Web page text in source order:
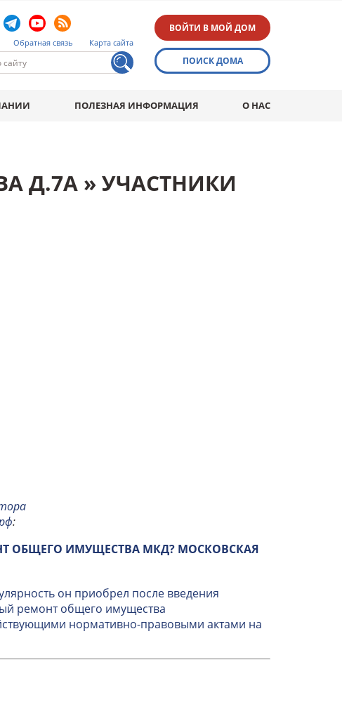
Обратная связь Карта сайта
ВОЙТИ В МОЙ ДОМ
ПОИСК ДОМА
ПОЛЕЗНАЯ ИНФОРМАЦИЯ О НАС
Д.7А » УЧАСТНИКИ
:
ОБЩЕГО ИМУЩЕСТВА МКД? МОСКОВСКАЯ
он приобрел после введения
ремонт общего имущества
нормативно-правовыми актами на